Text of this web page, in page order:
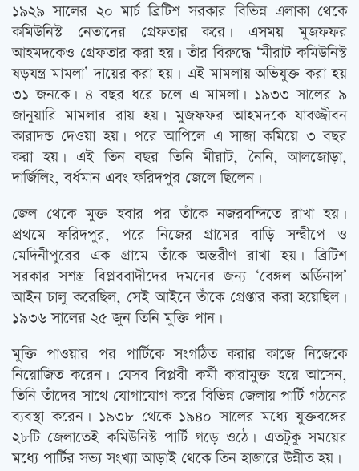
১৯২৯ সালের ২০ মার্চ ব্রিটিশ সরকার বিভিন্ন এলাকা থেকে
কমিউনিস্ট নেতাদের গ্রেফতার করে। এসময় মুজফফর
আহমদকেও গ্রেফতার করা হয়। তাঁর বিরুদ্ধে ‘মীরাট কমিউনিস্ট
ষড়যন্ত্র মামলা’ দায়ের করা হয়। এই মামলায় অভিযুক্ত করা হয়
৩১ জনকে। ৪ বছর ধরে চলে এ মামলা। ১৯৩৩ সালের ৯
জানুয়ারি মামলার রায় হয়। মুজফফর আহমদকে যাবজ্জীবন
কারাদন্ড দেওয়া হয়। পরে আপিলে এ সাজা কমিয়ে ৩ বছর
করা হয়। এই তিন বছর তিনি মীরাট, নৈনি, আলজোড়া,
দার্জিলিং, বর্ধমান এবং ফরিদপুর জেলে ছিলেন।
জেল থেকে মুক্ত হবার পর তাঁকে নজরবন্দিতে রাখা হয়।
প্রথমে ফরিদপুর, পরে নিজের গ্রামের বাড়ি সন্দ্বীপে ও
মেদিনীপুরের এক গ্রামে তাঁকে অন্তরীণ রাখা হয়। ব্রিটিশ
সরকার সশস্ত্র বিপ্লববাদীদের দমনের জন্য ‘বেঙ্গল অর্ডিনান্স’
আইন চালু করেছিল, সেই আইনে তাঁকে গ্রেপ্তার করা হয়েছিল।
১৯৩৬ সালের ২৫ জুন তিনি মুক্তি পান।
মুক্তি পাওয়ার পর পার্টিকে সংগঠিত করার কাজে নিজেকে
নিয়োজিত করেন। যেসব বিপ্লবী কর্মী কারামুক্ত হয়ে আসেন,
তিনি তাঁদের সাথে যোগাযোগ করে বিভিন্ন জেলায় পার্টি গঠনের
ব্যবস্থা করেন। ১৯৩৮ থেকে ১৯৪০ সালের মধ্যে যুক্তবঙ্গের
২৮টি জেলাতেই কমিউনিস্ট পার্টি গড়ে ওঠে। এতটুকু সময়ের
মধ্যে পার্টির সভ্য সংখ্যা আড়াই থেকে তিন হাজারে উন্নীত হয়।